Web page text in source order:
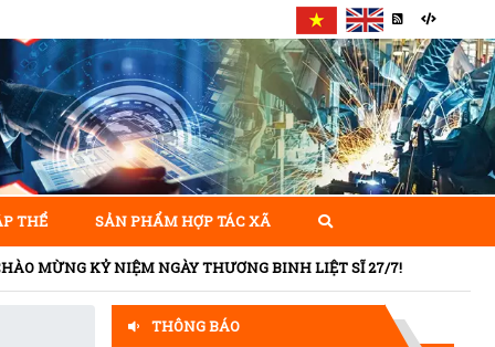
THỂ SẢN PHẨM HỢP TÁC XÃ
KỶ NIỆM NGÀY THƯƠNG BINH LIỆT SĨ 27/7!
THÔNG BÁO
Chủ tịch Ủy ban Trung ương Mặt trận Tổ
quốc Việt Nam gửi Thư kêu gọi ủng hộ
Tháng Nhân đạo năm 2026(14/04/2026,
14:25)
Thể lệ Giải báo chí “Vì sự nghiệp Đại đoàn
kết toàn dân tộc” lần thứ XVII, năm 2025 -
(14/04/2026, 14:15)
VNMAC phát động cuộc thi trực tuyến nâng
cao nhận thức phòng tránh tai nạn bom
mìn, vật nổ(14/04/2026, 13:53)